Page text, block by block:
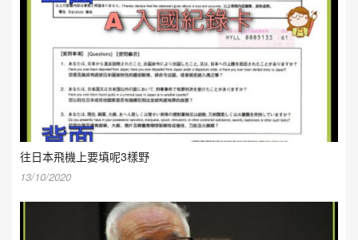
往日本飛機上要填呢3樣野
13/10/2020